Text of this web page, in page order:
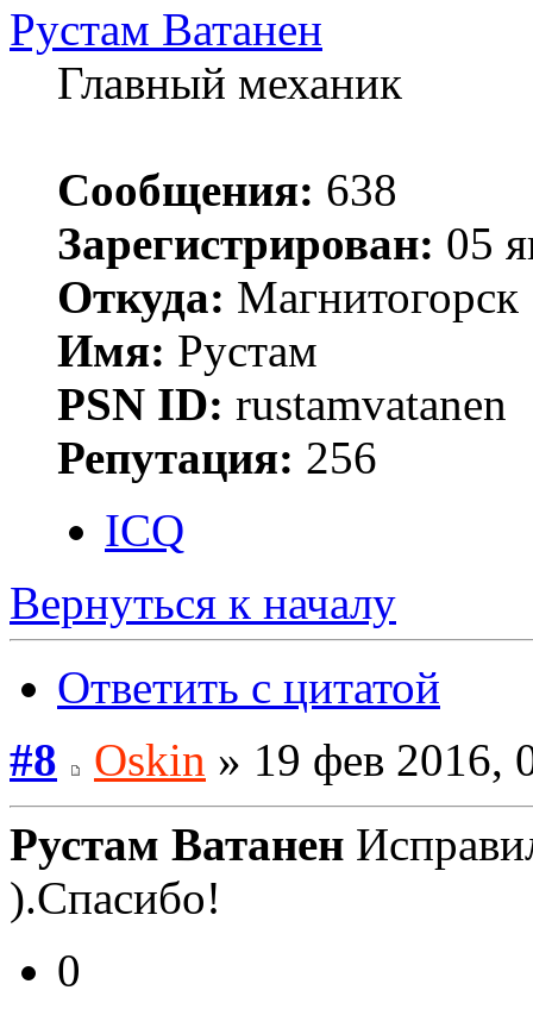
Рустам Ватанен
Главный механик
Сообщения: 638
Зарегистрирован: 05
Откуда: Магнитогорск
Имя: Рустам
PSN ID: rustamvatanen
Репутация: 256
ICQ
Вернуться к началу
Ответить с цитатой
#8
Oskin » 19 фев 2016,
Рустам Ватанен
).Спасибо!
0